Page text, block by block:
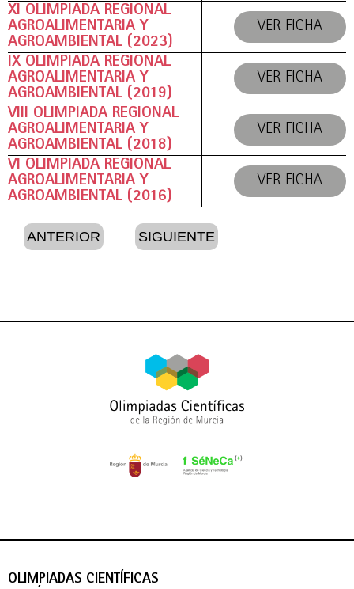
XI OLIMPIADA REGIONAL
AGROALIMENTARIA Y
AGROAMBIENTAL (2023)
VER FICHA
IX OLIMPIADA REGIONAL
AGROALIMENTARIA Y
AGROAMBIENTAL (2019)
VER FICHA
VIII OLIMPIADA REGIONAL
AGROALIMENTARIA Y
AGROAMBIENTAL (2018)
VER FICHA
VI OLIMPIADA REGIONAL
AGROALIMENTARIA Y
AGROAMBIENTAL (2016)
VER FICHA
ANTERIOR SIGUIENTE
OLIMPIADAS CIENTÍFICAS